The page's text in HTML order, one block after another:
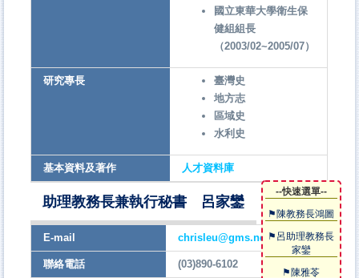
--快速選單--
⚑陳教務長鴻圖
⚑呂助理教務長
家鑾
⚑陳雅苓
國立東華大學衛生保
健組組長
（2003/02~2005/07）
研究專長
臺灣史
地方志
區域史
水利史
基本資料及著作 人才資料庫
助理教務長兼執行秘書 呂家鑾
E-mail chrisleu@gms.ndhu.edu.tw
聯絡電話 (03)890-6102